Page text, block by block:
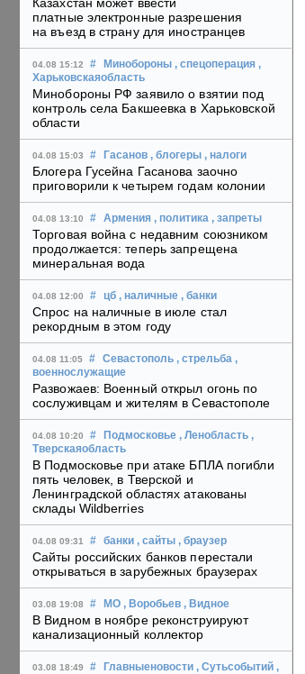
Казахстан может ввести
платные электронные разрешения
на въезд в страну для иностранцев
04.08 15:12 # Минобороны , спецоперация ,
Харьковскаяобласть
Минобороны РФ заявило о взятии под
контроль села Бакшеевка в Харьковской
области
04.08 15:03 # Гасанов , блогеры , налоги
Блогера Гусейна Гасанова заочно
приговорили к четырем годам колонии
04.08 13:10 # Армения , политика , запреты
Торговая война с недавним союзником
продолжается: теперь запрещена
минеральная вода
04.08 12:00 # цб , наличные , банки
Спрос на наличные в июле стал
рекордным в этом году
04.08 11:05 # Севастополь , стрельба ,
военнослужащие
Развожаев: Военный открыл огонь по
сослуживцам и жителям в Севастополе
04.08 10:20 # Подмосковье , Ленобласть ,
Тверскаяобласть
В Подмосковье при атаке БПЛА погибли
пять человек, в Тверской и
Ленинградской областях атакованы
склады Wildberries
04.08 09:31 # банки , сайты , браузер
Сайты российских банков перестали
открываться в зарубежных браузерах
03.08 19:08 # МО , Воробьев , Видное
В Видном в ноябре реконструируют
канализационный коллектор
03.08 18:49 # Главныеновости , Сутьсобытий ,